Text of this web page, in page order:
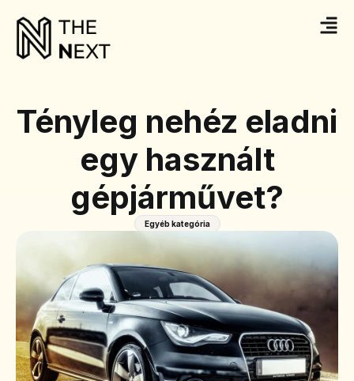
Tényleg nehéz eladni
egy használt
gépjárművet?
Egyéb kategória